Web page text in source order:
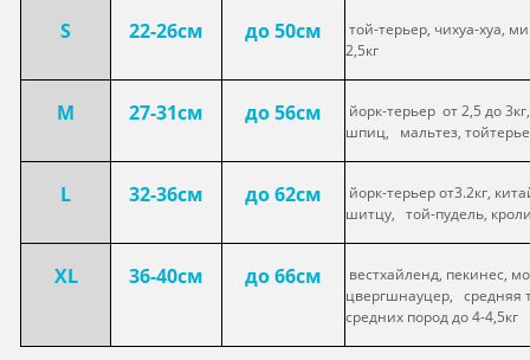
S 22-26см до 50см
той-терьер, чихуа-хуа,
2,5кг
M 27-31см до 56см
йорк-терьер от 2,5 до
шпиц, мальтез,
L 32-36см до 62см
йорк-терьер от3.2кг,
шитцу, той-пудель,
XL 36-40см до 66см
вестхайленд, пекинес,
цвергшнауцер, средняя
средних пород до 4-4,5кг